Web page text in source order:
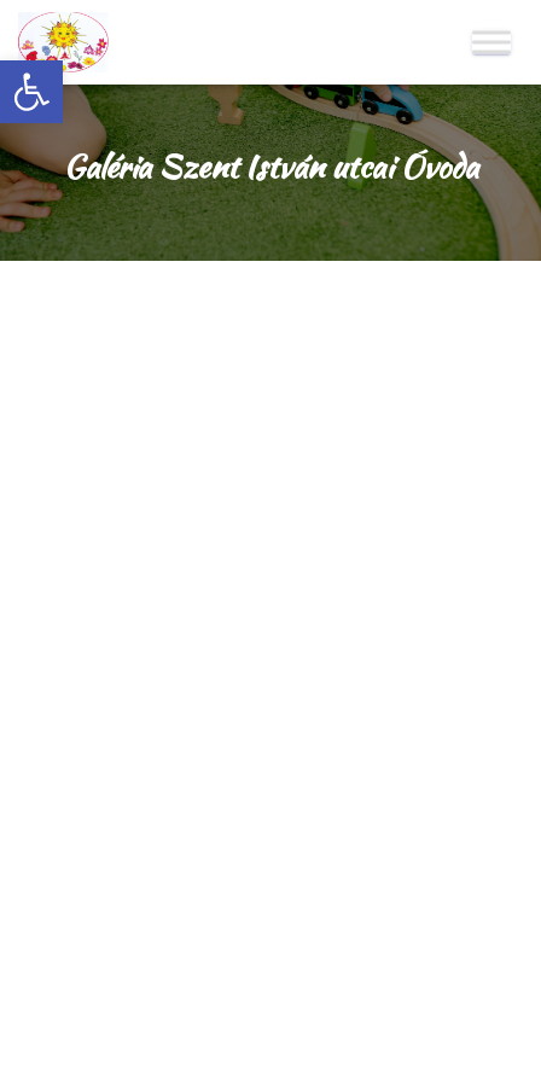
Eszköztár megnyitása
Galéria Szent István utcai Óvoda